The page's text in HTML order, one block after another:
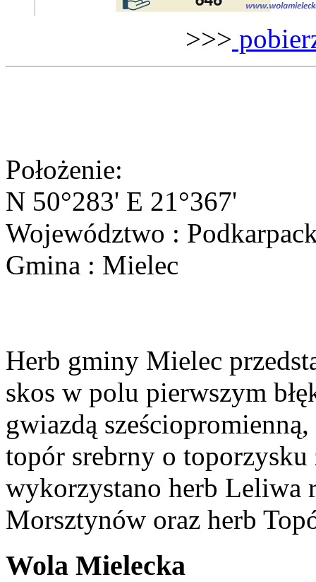
>>>
Położenie:
N 50°283' E 21°367'
Województwo :
Gmina : Mielec
Herb gminy Mielec
skos w polu pierwszym
gwiazdą
topór srebrny o
wykorzystano herb Leliwa
Morsztynów oraz herb
Wola Mielecka